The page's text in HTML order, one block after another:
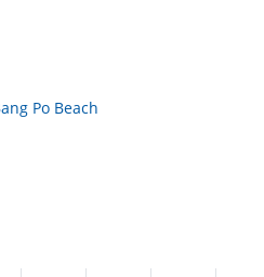
Po Beach